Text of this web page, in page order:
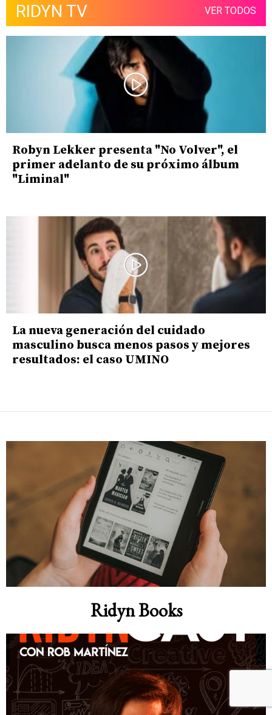
RIDYN TV VER TODOS
Robyn Lekker presenta "No Volver", el
primer adelanto de su próximo álbum
"Liminal"
La nueva generación del cuidado
masculino busca menos pasos y mejores
resultados: el caso UMINO
Ridyn Books